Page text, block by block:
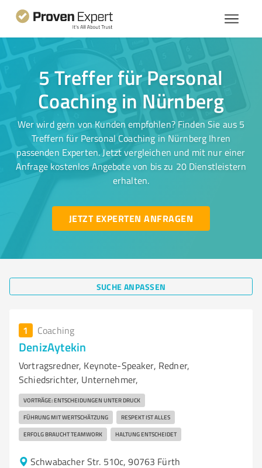
5 Treffer für Personal
Coaching in Nürnberg
Wer wird gern von Kunden empfohlen? Finden Sie aus 5
Treffern für Personal Coaching in Nürnberg Ihren
passenden Experten. Jetzt vergleichen und mit nur einer
Anfrage kostenlos Angebote von bis zu 20 Dienstleistern
erhalten.
JETZT EXPERTEN ANFRAGEN
SUCHE ANPASSEN
1 Coaching
DenizAytekin
Vortragsredner, Keynote-Speaker, Redner,
Schiedsrichter, Unternehmer,
VORTRÄGE: ENTSCHEIDUNGEN UNTER DRUCK
FÜHRUNG MIT WERTSCHÄTZUNG RESPEKT IST ALLES
ERFOLG BRAUCHT TEAMWORK HALTUNG ENTSCHEIDET
Schwabacher Str. 510c, 90763 Fürth